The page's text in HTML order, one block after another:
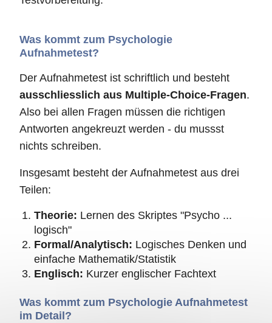
Was kommt zum Psychologie
Aufnahmetest?
Der Aufnahmetest ist schriftlich und besteht
ausschliesslich aus Multiple-Choice-Fragen.
Also bei allen Fragen müssen die richtigen
Antworten angekreuzt werden - du mussst
nichts schreiben.
Insgesamt besteht der Aufnahmetest aus drei
Teilen:
Theorie: Lernen des Skriptes "Psycho ...
logisch"
Formal/Analytisch: Logisches Denken und
einfache Mathematik/Statistik
Englisch: Kurzer englischer Fachtext
Was kommt zum Psychologie Aufnahmetest
im Detail?